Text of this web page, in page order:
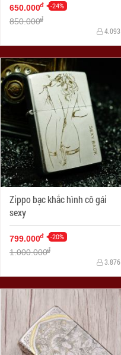
650.000đ -24%
850.000đ
4.093
Zippo bạc khắc hình cô gái
sexy
799.000đ -20%
1.000.000đ
3.876